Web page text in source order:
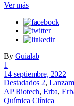
Ver más
By Guialab
1
14 septiembre, 2022
Destadados 2,
AP Biotech, Erba,
Química Clínica